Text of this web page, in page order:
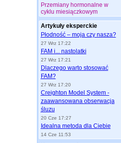
Przemiany hormonalne w
cyklu miesiączkowym
Artykuły eksperckie
Płodność – moja czy nasza?
27 Wrz 17:22
FAM i... nastolatki
27 Wrz 17:21
Dlaczego warto stosować
FAM?
27 Wrz 17:20
Creighton Model System -
zaawansowana obserwacja
śluzu
20 Cze 17:27
Idealna metoda dla Ciebie
14 Cze 11:53